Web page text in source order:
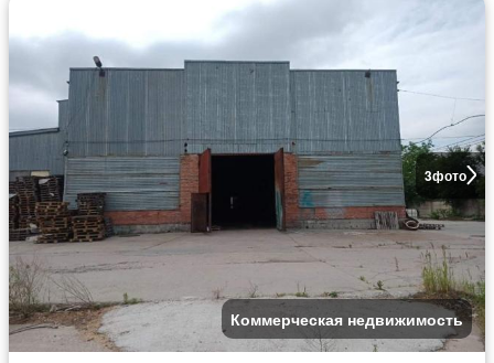
3фото
Коммерческая недвижимость